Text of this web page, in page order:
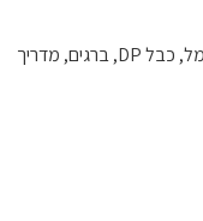
הערכה כוללת מסך, בסיס, מעמד, מתאם לחשמל, כבל DP, ברגים, מדריך